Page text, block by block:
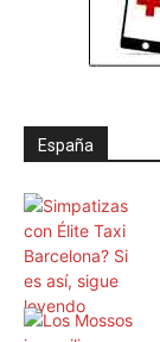
España